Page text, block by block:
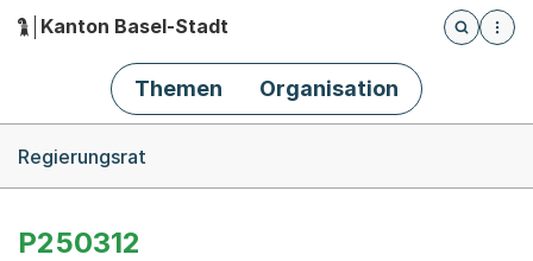
Hauptnavigation
Kanton Basel-Stadt
Öffnet
Themen Organisation
Regierungsrat
P250312